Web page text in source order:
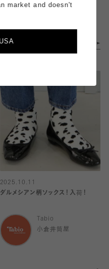
靴下屋
2025.10.11
ダルメシアン柄ソックス！入荷！
Tabio
小倉井筒屋
market and doesn't